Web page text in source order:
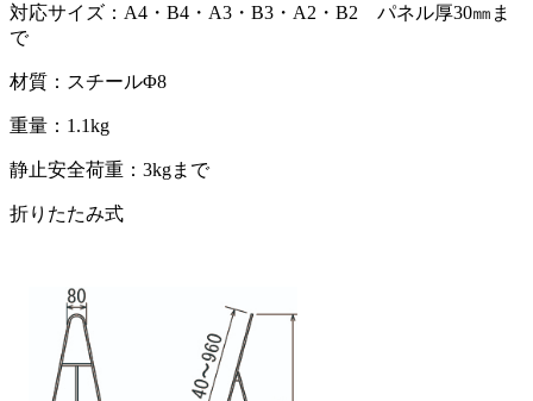
対応サイズ：A4・B4・A3・B3・A2・B2 パネル厚30㎜ま
で
材質：スチールΦ8
重量：1.1kg
静止安全荷重：3kgまで
折りたたみ式